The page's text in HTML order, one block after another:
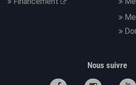
Nous suivre